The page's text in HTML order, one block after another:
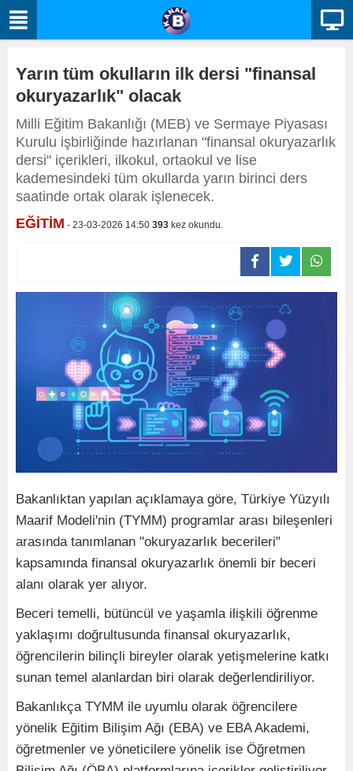
Yarın tüm okulların ilk dersi "finansal
okuryazarlık" olacak
Milli Eğitim Bakanlığı (MEB) ve Sermaye Piyasası
Kurulu işbirliğinde hazırlanan "finansal okuryazarlık
dersi" içerikleri, ilkokul, ortaokul ve lise
kademesindeki tüm okullarda yarın birinci ders
saatinde ortak olarak işlenecek.
EĞİTİM - 23-03-2026 14:50 393 kez okundu.
Bakanlıktan yapılan açıklamaya göre, Türkiye Yüzyılı
Maarif Modeli'nin (TYMM) programlar arası bileşenleri
arasında tanımlanan "okuryazarlık becerileri"
kapsamında finansal okuryazarlık önemli bir beceri
alanı olarak yer alıyor.
Beceri temelli, bütüncül ve yaşamla ilişkili öğrenme
yaklaşımı doğrultusunda finansal okuryazarlık,
öğrencilerin bilinçli bireyler olarak yetişmelerine katkı
sunan temel alanlardan biri olarak değerlendiriliyor.
Bakanlıkça TYMM ile uyumlu olarak öğrencilere
yönelik Eğitim Bilişim Ağı (EBA) ve EBA Akademi,
öğretmenler ve yöneticilere yönelik ise Öğretmen